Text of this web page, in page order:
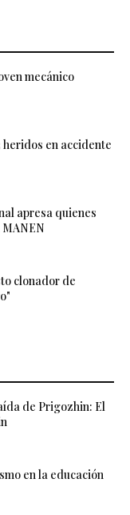
mecánico
heridos en accidente
apresa quienes
clonador de
de Prigozhin: El
en la educación